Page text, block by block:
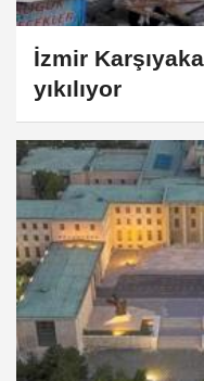
İzmir
yıkılıyor